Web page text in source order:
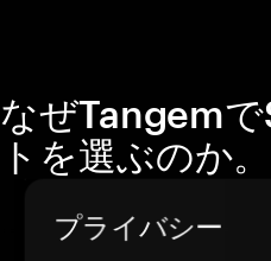
なぜTangem
トを選ぶのか。
プライバシー